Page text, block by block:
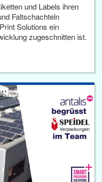
und Labels ihren
Faltschachteln
Solutions ein
zugeschnitten ist.